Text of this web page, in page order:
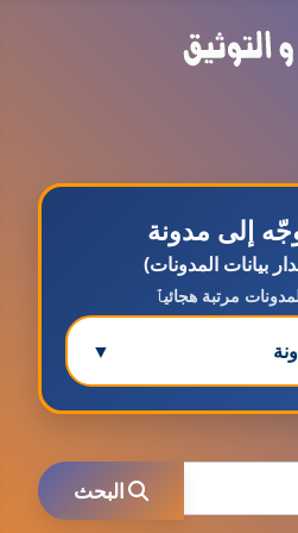
إلى مدونة
بيانات المدونات)
مرتبة هجائيٱ
▼
البحث